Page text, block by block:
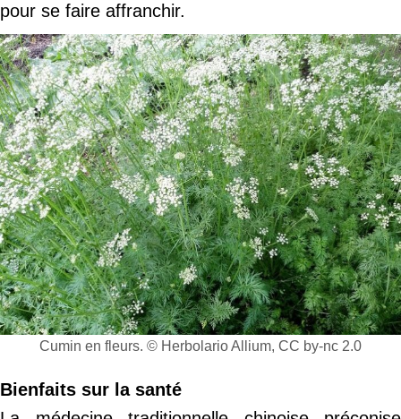
pour se faire affranchir.
Cumin en fleurs. © Herbolario Allium, CC by-nc 2.0
Bienfaits sur la santé